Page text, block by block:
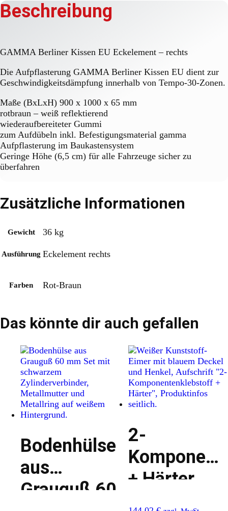
Beschreibung
GAMMA Berliner Kissen EU Eckelement – rechts
Die Aufpflasterung GAMMA Berliner Kissen EU dient zur
Geschwindigkeitsdämpfung innerhalb von Tempo-30-Zonen.
Maße (BxLxH) 900 x 1000 x 65 mm
rotbraun – weiß reflektierend
wiederaufbereiteter Gummi
zum Aufdübeln inkl. Befestigungsmaterial gamma
Aufpflasterung im Baukastensystem
Geringe Höhe (6,5 cm) für alle Fahrzeuge sicher zu
überfahren
Zusätzliche Informationen
Gewicht 36 kg
Ausführung Eckelement rechts
Farben Rot-Braun
Das könnte dir auch gefallen
Bodenhülse
aus
Grauguß 60
2-
+ Härter